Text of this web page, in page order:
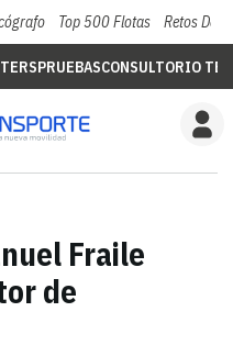
Top 500 Flotas Retos Del
PRUEBASCONSULTORIO
Fraile
de